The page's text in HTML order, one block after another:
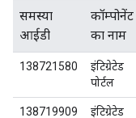
समस्या
आईडी
कॉम्पोनेंट
का नाम
138721580
इंटिग्रेटेड
पोर्टल
138719909
इंटिग्रेटेड